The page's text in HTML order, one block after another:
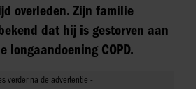
overleden. Zijn familie
dat hij is gestorven aan
longaandoening COPD.